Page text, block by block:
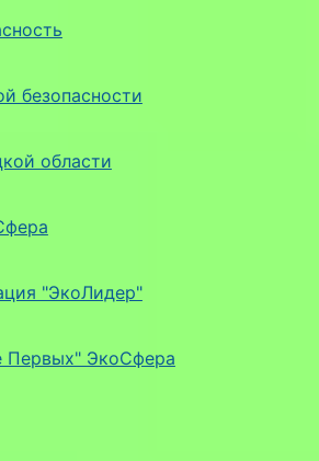
безопасности
области
"ЭкоЛидер"
ЭкоСфера